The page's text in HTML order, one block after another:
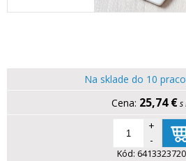
Na sklade do 10
25,74 € s
+
-
Kód: